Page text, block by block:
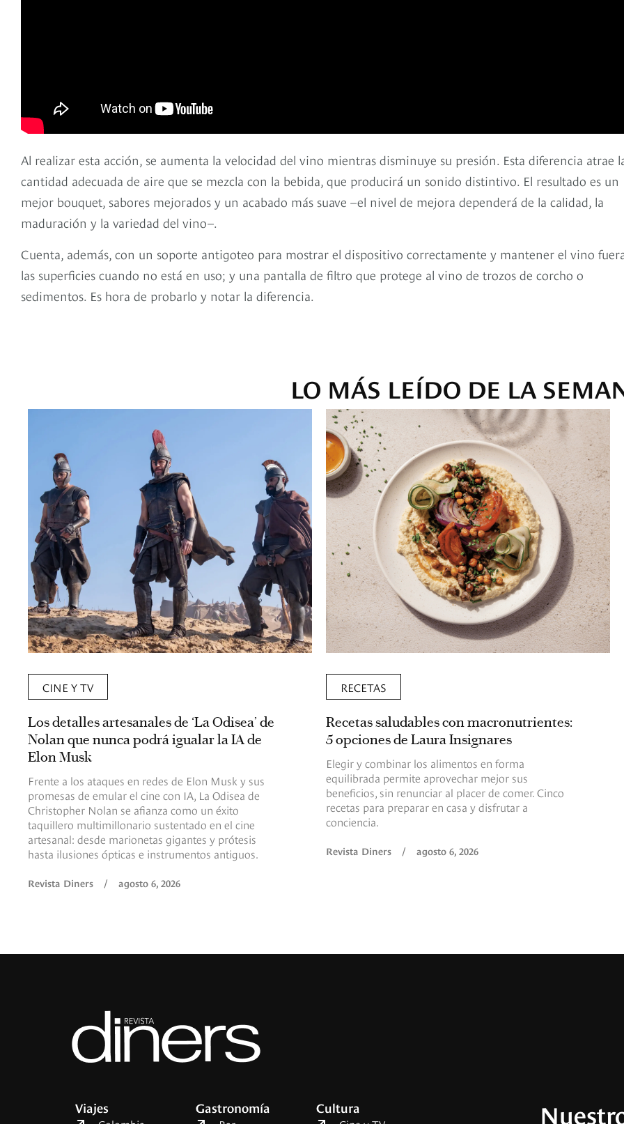
Al realizar esta acción, se aumenta la velocidad del vino mientras disminuye su presión. Esta diferencia atrae
cantidad adecuada de aire que se mezcla con la bebida, que producirá un sonido distintivo. El resultado es un
mejor bouquet, sabores mejorados y un acabado más suave –el nivel de mejora dependerá de la calidad, la
maduración y la variedad del vino–.
Cuenta, además, con un soporte antigoteo para mostrar el dispositivo correctamente y mantener el vino
las superficies cuando no está en uso; y una pantalla de filtro que protege al vino de trozos de corcho o
sedimentos. Es hora de probarlo y notar la diferencia.
LO MÁS LEÍDO DE LA
CINE Y TV
Los detalles artesanales de ‘La Odisea’ de
Nolan que nunca podrá igualar la IA de
Elon Musk
Frente a los ataques en redes de Elon Musk y sus
promesas de emular el cine con IA, La Odisea de
Christopher Nolan se afianza como un éxito
taquillero multimillonario sustentado en el cine
artesanal: desde marionetas gigantes y prótesis
hasta ilusiones ópticas e instrumentos antiguos.
Revista Diners / agosto 6, 2026
RECETAS
Recetas saludables con macronutrientes:
5 opciones de Laura Insignares
Elegir y combinar los alimentos en forma
equilibrada permite aprovechar mejor sus
beneficios, sin renunciar al placer de comer. Cinco
recetas para preparar en casa y disfrutar a
conciencia.
Revista Diners / agosto 6, 2026
Viajes Gastronomía Cultura